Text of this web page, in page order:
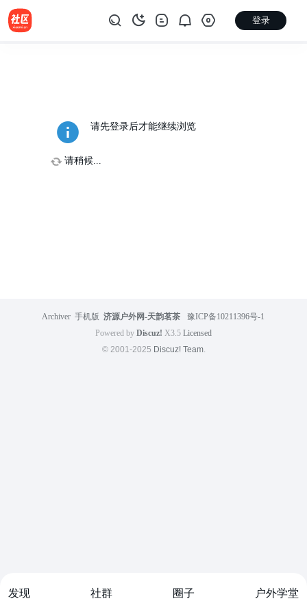
发现 社群 圈子 户外学堂
登录
请先登录后才能继续浏览
请稍候...
Archiver 手机版 济源户外网-天韵茗茶
豫ICP备10211396号-1
Powered by Discuz! X3.5 Licensed
© 2001-2025 Discuz! Team.